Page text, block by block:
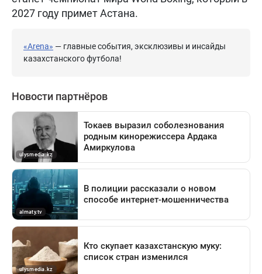
2027 году примет Астана.
«Arena» — главные события, эксклюзивы и инсайды
казахстанского футбола!